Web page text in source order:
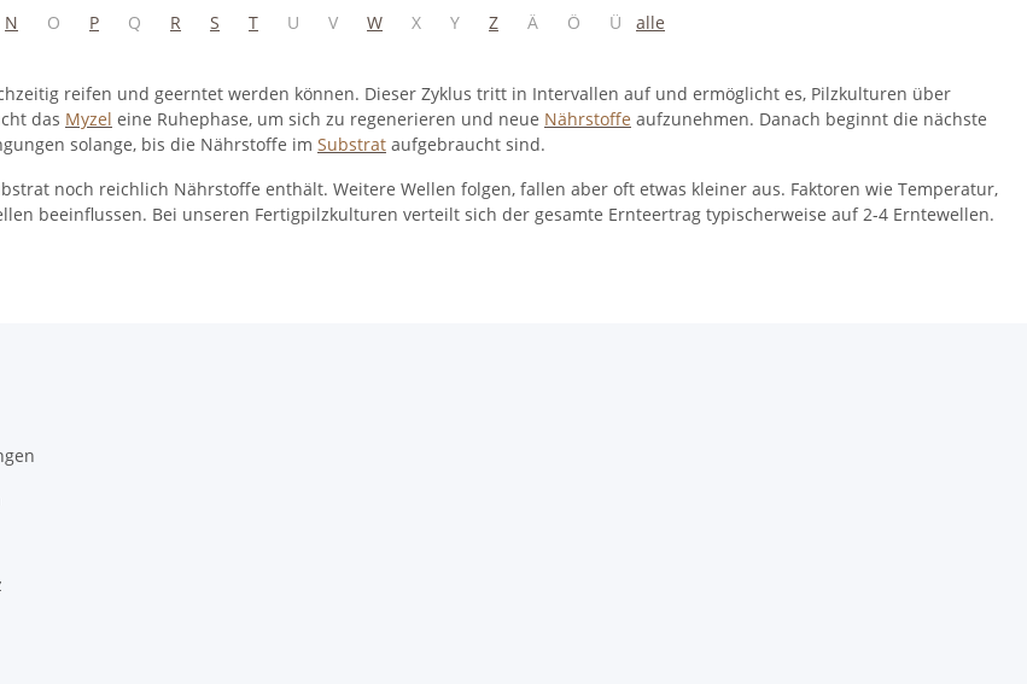
N O P Q R S T U V W X Y Z Ä Ö Ü alle
reifen und geerntet werden können. Dieser Zyklus tritt in Intervallen auf und ermöglicht es, Pilzkulturen über
das Myzel eine Ruhephase, um sich zu regenerieren und neue Nährstoffe aufzunehmen. Danach beginnt die nächste
solange, bis die Nährstoffe im Substrat aufgebraucht sind.
noch reichlich Nährstoffe enthält. Weitere Wellen folgen, fallen aber oft etwas kleiner aus. Faktoren wie Temperatur,
beeinflussen. Bei unseren Fertigpilzkulturen verteilt sich der gesamte Ernteertrag typischerweise auf 2-4 Erntewellen.